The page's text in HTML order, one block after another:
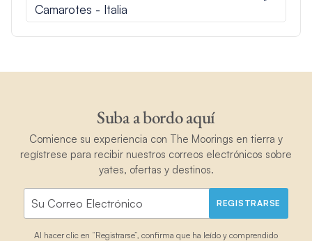
Camarotes - Italia
Suba a bordo aquí
Comience su experiencia con The Moorings en tierra y
regístrese para recibir nuestros correos electrónicos sobre
yates, ofertas y destinos.
REGISTRARSE
Al hacer clic en “Registrarse”, confirma que ha leído y comprendido